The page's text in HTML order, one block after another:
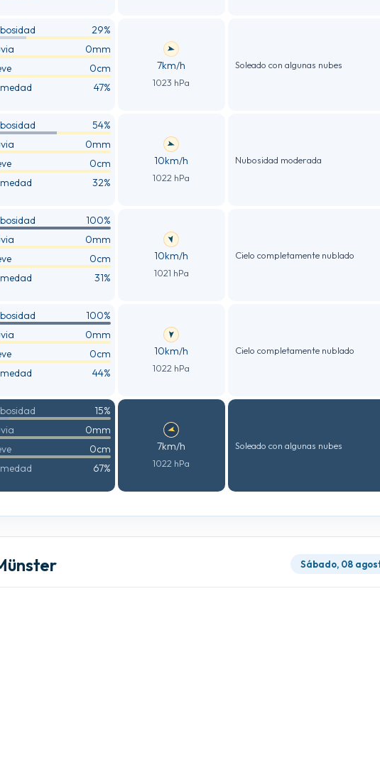
29%
0mm
0cm
47%
7km/h
1023 hPa
Soleado con algunas nubes
54%
0mm
0cm
32%
10km/h
1022 hPa
Nubosidad moderada
100%
0mm
0cm
31%
10km/h
1021 hPa
Cielo completamente nublado
100%
0mm
0cm
44%
10km/h
1022 hPa
Cielo completamente nublado
15%
0mm
0cm
67%
7km/h
1022 hPa
Soleado con algunas nubes
Sábado, 08